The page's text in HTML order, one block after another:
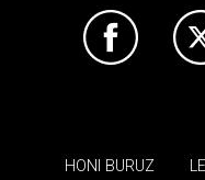
HONI BURUZ